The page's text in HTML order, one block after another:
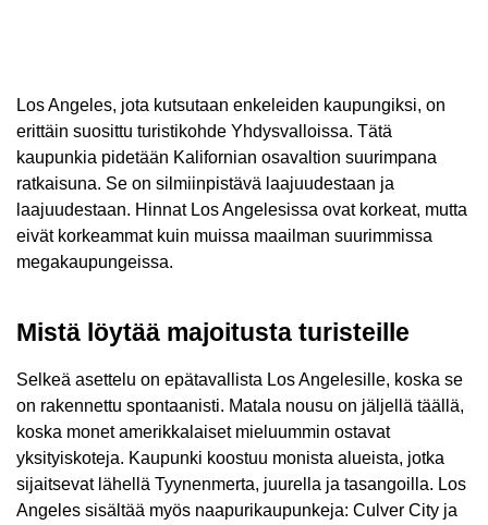
Los Angeles, jota kutsutaan enkeleiden kaupungiksi, on
erittäin suosittu turistikohde Yhdysvalloissa. Tätä
kaupunkia pidetään Kalifornian osavaltion suurimpana
ratkaisuna. Se on silmiinpistävä laajuudestaan ​​ja
laajuudestaan. Hinnat Los Angelesissa ovat korkeat, mutta
eivät korkeammat kuin muissa maailman suurimmissa
megakaupungeissa.
Mistä löytää majoitusta turisteille
Selkeä asettelu on epätavallista Los Angelesille, koska se
on rakennettu spontaanisti. Matala nousu on jäljellä täällä,
koska monet amerikkalaiset mieluummin ostavat
yksityiskoteja. Kaupunki koostuu monista alueista, jotka
sijaitsevat lähellä Tyynenmerta, juurella ja tasangoilla. Los
Angeles sisältää myös naapurikaupunkeja: Culver City ja